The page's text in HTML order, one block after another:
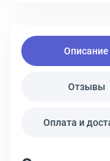
Описание
Отзывы
Оплата и